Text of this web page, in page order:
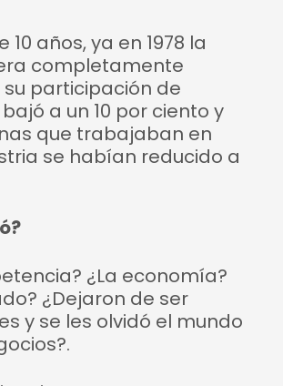
10 años, ya en 1978 la
completamente
participación de
a un 10 por ciento y
que trabajaban en
se habían reducido a
¿La economía?
¿Dejaron de ser
y se les olvidó el mundo